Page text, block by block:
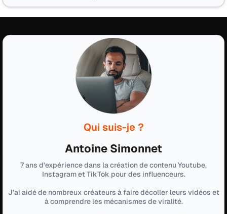
Qui suis-je ?
Antoine Simonnet
7 ans d'expérience dans la création de contenu Youtube,
Instagram et TikTok pour des influenceurs.
J'ai aidé de nombreux créateurs à faire décoller leurs vidéos et
à comprendre les mécanismes de viralité.